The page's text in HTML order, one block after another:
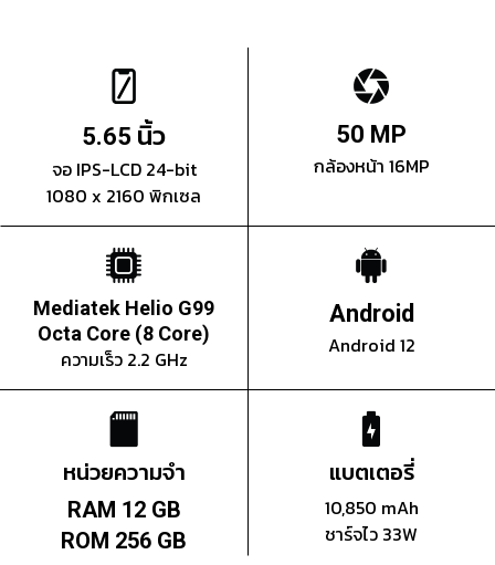
5.65 นิ้ว
จอ IPS-LCD 24-bit
1080 x 2160 พิกเซล
50 MP
กล้องหน้า 16MP
Mediatek Helio G99
Octa Core (8 Core)
ความเร็ว 2.2 GHz
Android
Android 12
หน่วยความจำ
RAM 12 GB
ROM 256 GB
แบตเตอรี่
10,850 mAh
ชาร์จไว 33W